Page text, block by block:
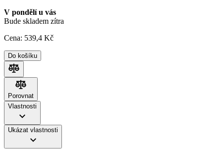
V pondělí u vás
Bude skladem zítra
Cena: 539,4 Kč
Do košíku
Porovnat
Porovnat
Vlastnosti
Ukázat vlastnosti